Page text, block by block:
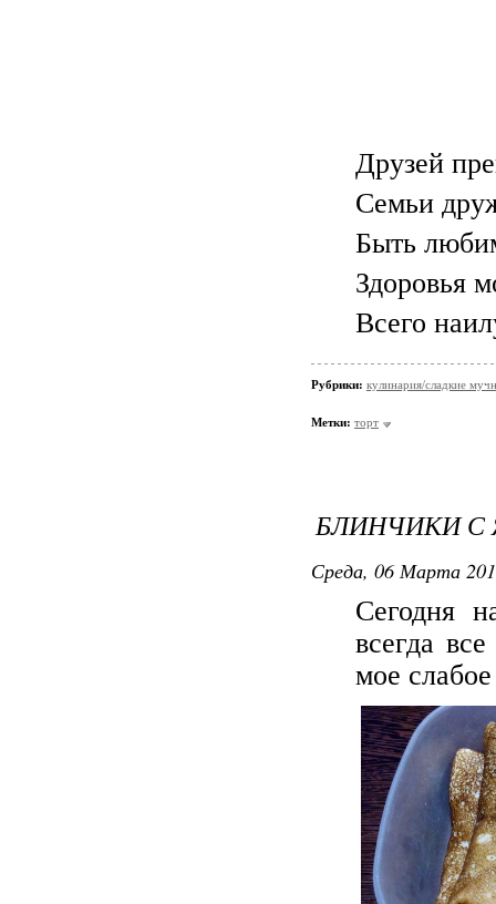
Друзей
Семьи
Быть
Здоровья
Всего
Рубрики: кулинария/сладкие
Метки: торт
БЛИНЧИКИ
Среда, 06 Марта
Сегодня
всегда
мое